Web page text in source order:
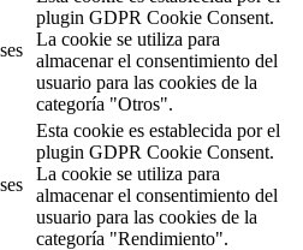
plugin GDPR Cookie Consent.
La cookie se utiliza para
almacenar el consentimiento del
usuario para las cookies de la
categoría "Otros".
Esta cookie es establecida por el
plugin GDPR Cookie Consent.
La cookie se utiliza para
almacenar el consentimiento del
usuario para las cookies de la
categoría "Rendimiento".